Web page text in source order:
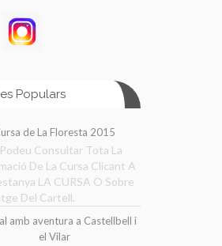
Populars
de La Floresta 2015
Podeu Consultar Tota La
De La Cursa Clicant A
LA CURSA O Sobre
Del Cartell.
amb aventura a Castellbell i
el Vilar